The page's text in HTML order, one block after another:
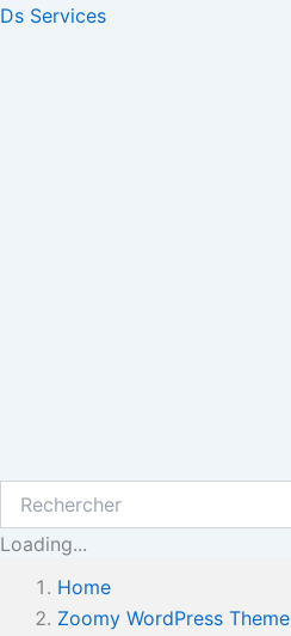
Aller
Ds Services
Loading...
Home
Zoomy WordPress Theme